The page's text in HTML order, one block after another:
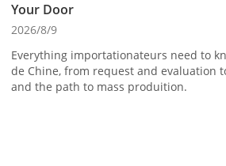
Your Door
2026/8/9
Everything importationateurs need to
de Chine, from request and evaluation
and the path to mass produition.